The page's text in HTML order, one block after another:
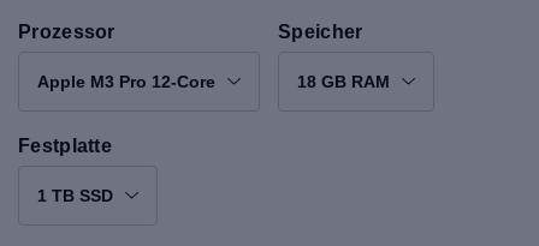
Prozessor
Apple M3 Pro 12-Core
Speicher
18 GB RAM
Festplatte
1 TB SSD